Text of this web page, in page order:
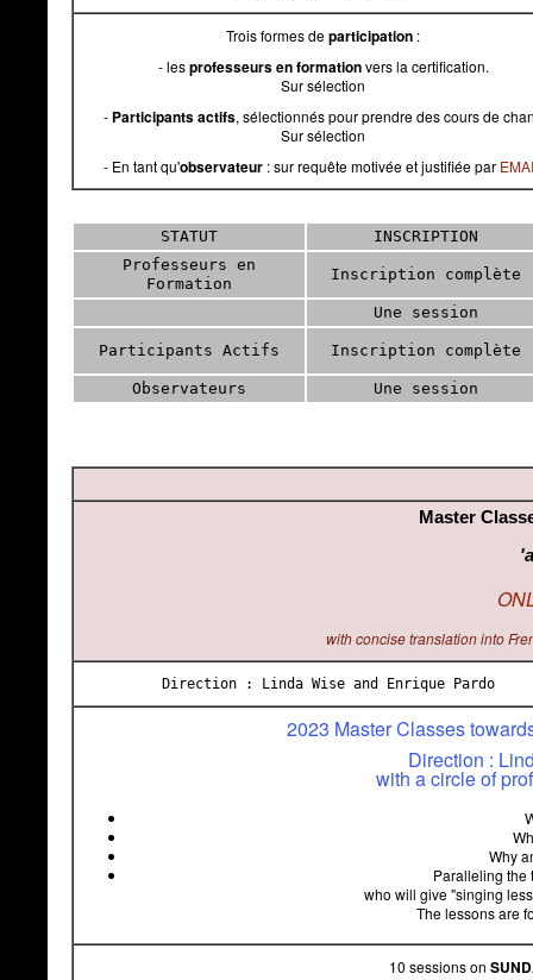
Trois formes departicipation :
- lesprofesseurs en formationvers la certification.
Sur sélection
- Participants actifs, sélectionnés pour prendre des cours de
Sur sélection
- En tant qu'observateur : sur requête motivée et justifiée par
STATUT
INSCRIPTION
Professeurs en
Formation
Inscription complète
Une session
Participants Actifs Inscription complète
Observateurs Une session
Master
with concise translation into
Direction : Linda Wise and Enrique Pardo
2023 Master Classes
Direction :
with a circle of
Why
Paralleling the
who will give "singing
The lessons are
10 sessions on